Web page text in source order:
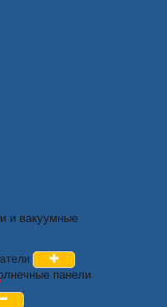
и вакуумные
панели